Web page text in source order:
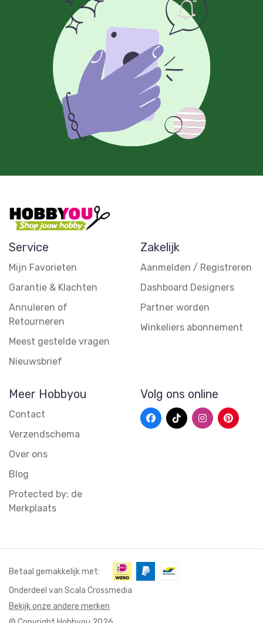
Service
Mijn Favorieten
Garantie & Klachten
Annuleren of
Retourneren
Meest gestelde vragen
Nieuwsbrief
Zakelijk
Aanmelden / Registreren
Dashboard Designers
Partner worden
Winkeliers abonnement
Meer Hobbyou
Contact
Verzendschema
Over ons
Blog
Protected by: de
Merkplaats
Volg ons online
Onderdeel van Scala Crossmedia
Bekijk onze andere merken
Betaal gemakkelijk met: